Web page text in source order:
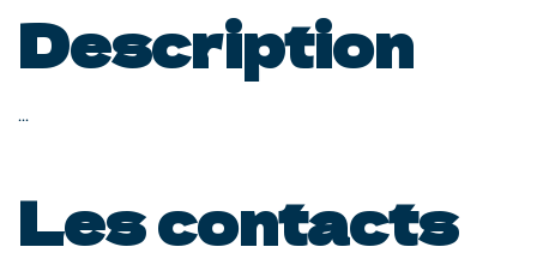
Description
...
Les contacts